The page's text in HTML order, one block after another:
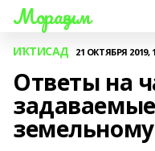
Мораҙым
ИҠТИСАД 21 ОКТЯБРЯ 2019,
Ответы на